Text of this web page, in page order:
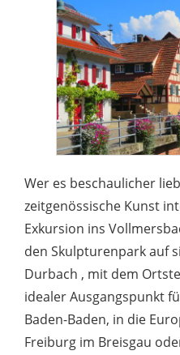
Wer es beschaulicher
zeitgenössische Kunst
Exkursion ins
den Skulpturenpark auf
Durbach , mit dem
idealer Ausgangspunkt
Baden-Baden, in die
Freiburg im Breisgau